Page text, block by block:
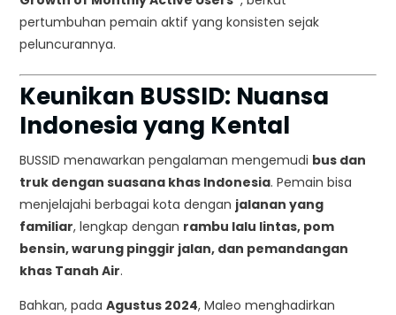
pertumbuhan pemain aktif yang konsisten sejak
peluncurannya.
Keunikan BUSSID: Nuansa
Indonesia yang Kental
BUSSID menawarkan pengalaman mengemudi bus dan
truk dengan suasana khas Indonesia. Pemain bisa
menjelajahi berbagai kota dengan jalanan yang
familiar, lengkap dengan rambu lalu lintas, pom
bensin, warung pinggir jalan, dan pemandangan
khas Tanah Air.
Bahkan, padaAgustus 2024, Maleo menghadirkan